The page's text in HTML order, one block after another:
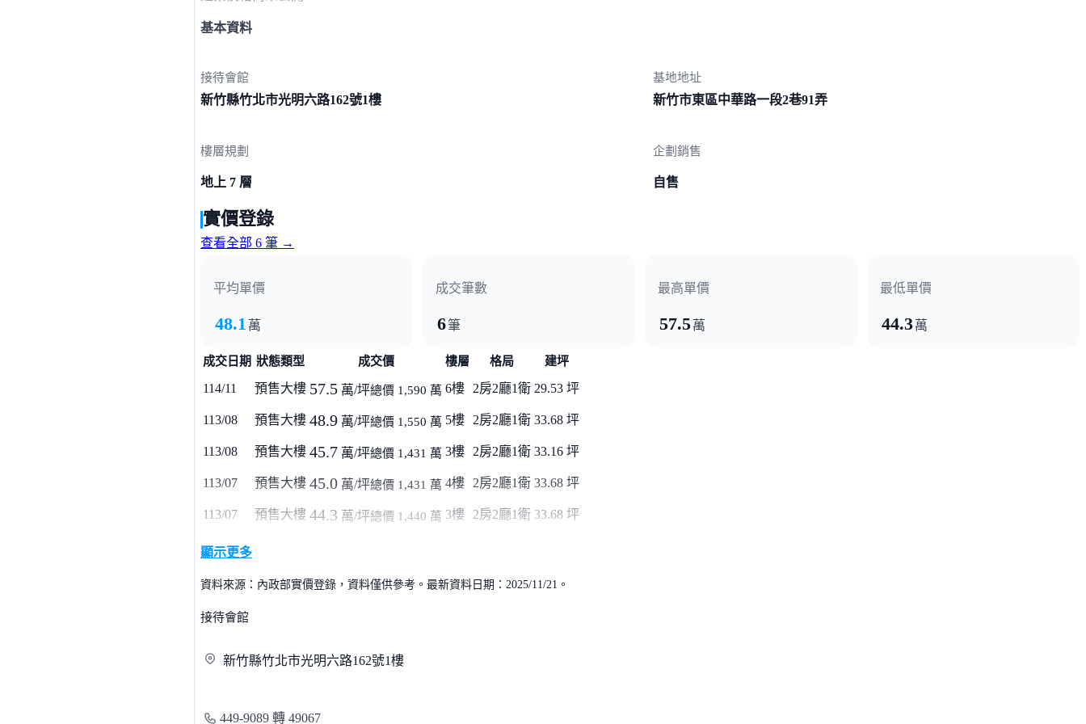
基本資料
接待會館
新竹縣竹北市光明六路162號1樓
基地地址
新竹市東區中華路一段2巷91弄
樓層規劃
地上 7 層
企劃銷售
自售
實價登錄
查看全部 6 筆 →
平均單價
48.1 萬
成交筆數
6筆
最高單價
57.5萬
最低單價
44.3萬
成交日期 狀態類型 成交價 樓層 格局 建坪
114/11 預售大樓 57.5 萬/坪總價 1,590 萬 6樓 2房2廳1衛 29.53 坪
113/08 預售大樓 48.9 萬/坪總價 1,550 萬 5樓 2房2廳1衛 33.68 坪
113/08 預售大樓 45.7 萬/坪總價 1,431 萬 3樓 2房2廳1衛 33.16 坪
113/07 預售大樓 45.0 萬/坪總價 1,431 萬 4樓 2房2廳1衛 33.68 坪
113/07 預售大樓 44.3 萬/坪總價 1,440 萬 3樓 2房2廳1衛 33.68 坪
顯示更多
資料來源：內政部實價登錄，資料僅供參考。最新資料日期：2025/11/21。
接待會館
新竹縣竹北市光明六路162號1樓
449-9089 轉 49067